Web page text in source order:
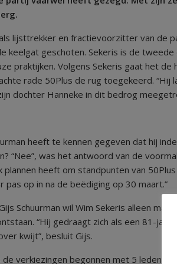
lijsttrekker en fractievoorzitter van de
keelgat geschoten. Sekeris is de
praktijken. Volgens Sekeris gaat het
rade 50Plus de rug toegekeerd. “Hij
dochter Hanneke in dit bedrog
heeft te kennen gegeven dat hij
“Nee”, was het antwoord van de
plannen heeft om standpunten van
pas op in na de beëdiging op 30 maart.”
Schuurman wil Wim Sekeris alleen
“Hij gedraagt zich als een 81-jarig
kwijt”, besluit Gijs.
de verkiezingen begonnen met 5 leden.